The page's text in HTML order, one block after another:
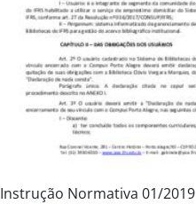
Instrução Normativa 01/2019